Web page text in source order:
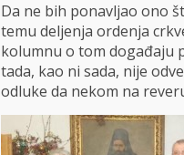
Da ne bih ponavljao ono
temu deljenja ordenja
kolumnu o tom događaju
tada, kao ni sada, nije
odluke da nekom na